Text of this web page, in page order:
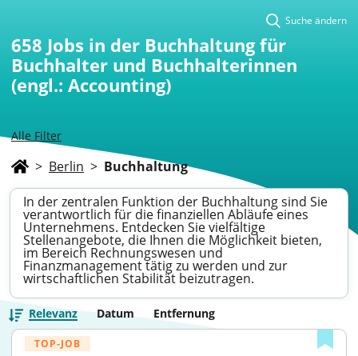
Alle Filter
Suche ändern
658 Jobs in der Buchhaltung für
Buchhalter und Buchhalterinnen
(engl.: Accounting)
> Berlin > Buchhaltung
In der zentralen Funktion der Buchhaltung sind Sie
verantwortlich für die finanziellen Abläufe eines
Unternehmens. Entdecken Sie vielfältige
Stellenangebote, die Ihnen die Möglichkeit bieten,
im Bereich Rechnungswesen und
Finanzmanagement tätig zu werden und zur
wirtschaftlichen Stabilität beizutragen.
Relevanz Datum Entfernung
TOP-JOB